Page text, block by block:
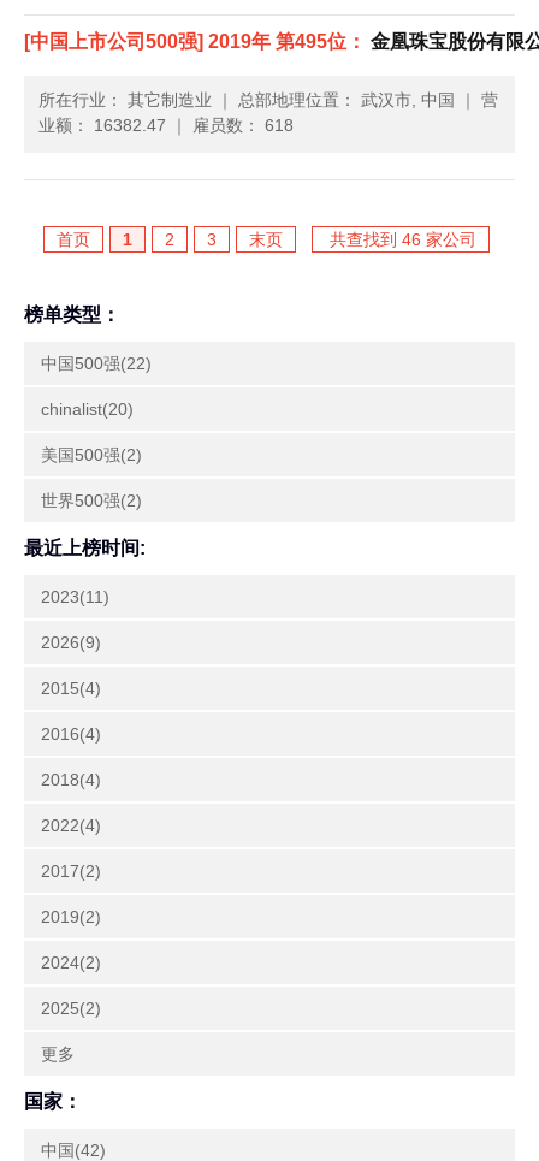
[中国上市公司500强] 2019年 第495位： 金凰珠宝股份有限
所在行业： 其它制造业 ｜ 总部地理位置： 武汉市, 中国 ｜ 营
业额： 16382.47 ｜ 雇员数： 618
首页 1 2 3 末页 共查找到 46 家公司
榜单类型：
中国500强(22)
chinalist(20)
美国500强(2)
世界500强(2)
最近上榜时间:
2023(11)
2026(9)
2015(4)
2016(4)
2018(4)
2022(4)
2017(2)
2019(2)
2024(2)
2025(2)
更多
国家：
中国(42)